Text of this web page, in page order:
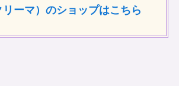
ーマ）のショップはこちら